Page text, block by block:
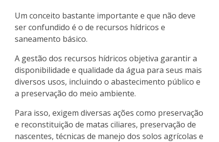
Um conceito bastante importante e que não deve
ser confundido é o de recursos hídricos e
saneamento básico.
A gestão dos recursos hídricos objetiva garantir a
disponibilidade e qualidade da água para seus mais
diversos usos, incluindo o abastecimento público e
a preservação do meio ambiente.
Para isso, exigem diversas ações como preservação
e reconstituição de matas ciliares, preservação de
nascentes, técnicas de manejo dos solos agrícolas e